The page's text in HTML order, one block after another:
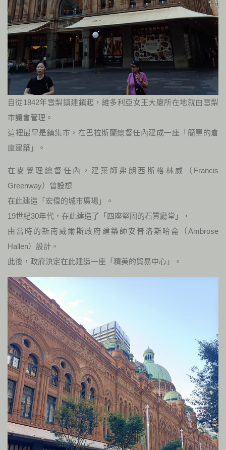
自從1842年雪梨鎮建鎮起，維多利亞女王大廈所在地就由雪梨
市議會管理。
這裡最早是鎮集市，在巴拉斯蘭總督任內建成一座「簡單的倉
庫建築」。
在麥覺理總督任內，建築師弗朗西斯格林威（Francis
Greenway）曾設想
在此建造「宏偉的城市廣場」。
19世紀30年代，在此建造了「四座堅固的石質廳堂」，
由當時的新南威爾斯政府建築師安普洛斯哈侖（Ambrose
Hallen）設計。
此後，政府決定在此建造一座「精美的貿易中心」。